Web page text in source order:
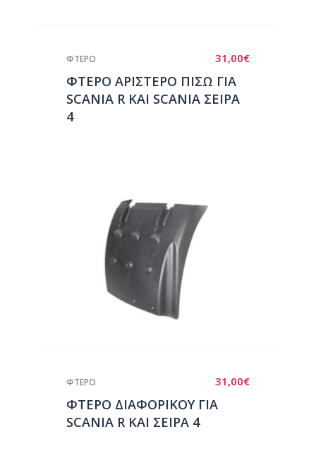
31,00€
ΦΤΕΡΟ
ΦΤΕΡΟ ΑΡΙΣΤΕΡΟ ΠΙΣΩ ΓΙΑ
SCANIA R ΚΑΙ SCANIA ΣΕΙΡΑ
4
31,00€
ΦΤΕΡΟ
ΦΤΕΡΟ ΔΙΑΦΟΡΙΚΟΥ ΓΙΑ
SCANIA R KAI ΣΕΙΡΑ 4